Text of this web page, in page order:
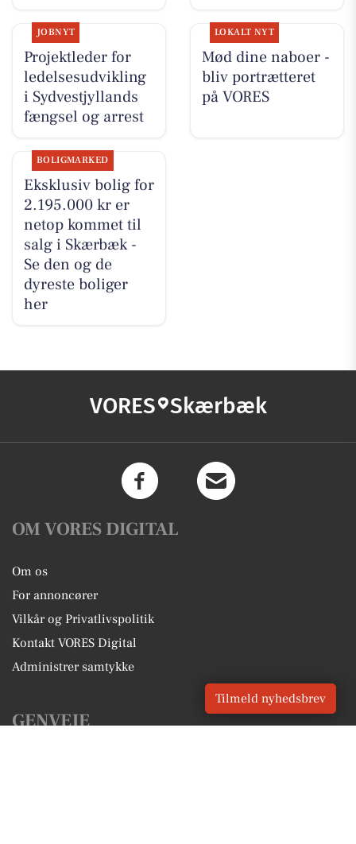
JOBNYT
Projektleder for
ledelsesudvikling
i Sydvestjyllands
fængsel og arrest
LOKALT NYT
Mød dine naboer -
bliv portrætteret
på VORES
BOLIGMARKED
Eksklusiv bolig for
2.195.000 kr er
netop kommet til
salg i Skærbæk -
Se den og de
dyreste boliger
her
VORES Skærbæk
OM VORES DIGITAL
Om os
For annoncører
Vilkår og Privatlivspolitik
Kontakt VORES Digital
Administrer samtykke
GENVEJE
Tilmeld nyhedsbrev